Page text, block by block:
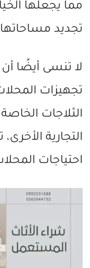
مما يجعلها
تجديد
لا تنسى أيضًا أن
تجهيزات
الثلاجات
التجارية
احتياجات